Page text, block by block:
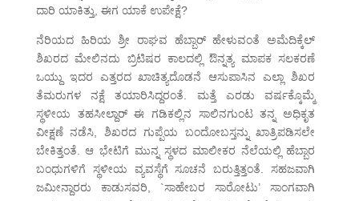
ದಾರಿ ಯಾಕಿತ್ತು, ಈಗ ಯಾಕೆ ಉಪೇಕ್ಷೆ?
ನೆರಿಯದ ಹಿರಿಯ ಶ್ರೀ ರಾಘವ ಹೆಬ್ಬಾರ್ ಹೇಳುವಂತೆ ಅಮೆದಿಕ್ಕೆಲ್
ಶಿಖರದ ಮೇಲಿನದು ಬ್ರಿಟಿಷರ ಕಾಲದಲ್ಲಿ ಔನ್ನತ್ಯ ಮಾಪಕ ಸಲಕರಣೆ
ಒಯ್ದು ಇದರ ಎತ್ತರದ ಖಾಚಿತ್ಯದೊಡನೆ ಆಸುಪಾಸಿನ ಎಲ್ಲಾ ಶಿಖರ
ತೆಮರುಗಳ ನಕ್ಷೆ ತಯಾರಿಸಿದ್ದರಂತೆ. ಮತ್ತೆ ಎರಡು ವರ್ಷಕ್ಕೊಮ್ಮೆ
ಸ್ಥಳೀಯ ತಹಸೀಲ್ದಾರ್ ಈ ಗಡಿಕಲ್ಲಿನ ಸಾಲಿನಗುಂಟ ತನ್ನ ಅಧಿಕೃತ
ವೀಕ್ಷಣೆ ನಡೆಸಿ, ಶಿಖರದ ಗುಪ್ಪೆಯ ಬಂದೋಬಸ್ತನ್ನು ಖಾತ್ರಿಪಡಿಸಲೇ
ಬೇಕಿತ್ತಂತೆ. ಆ ಭೇಟಿಗೆ ಮುನ್ನ ಸ್ಥಳದ ಮಾಲೀಕರ ನೆಲೆಯಲ್ಲಿ ಹೆಬ್ಬಾರ
ಬಂಧುಗಳಿಗೆ ಸ್ಥಳೀಯ ವ್ಯವಸ್ಥೆಗೆ ಸೂಚನೆ ಬರುತ್ತಿತ್ತಂತೆ. ಸಹಜವಾಗಿ
ಜಮೀನ್ದಾರರು ಕಾಡುಸವರಿ, `ಸಾಹೇಬರ ಸಾರೋಟು’ ಸಾಂಗವಾಗಿ